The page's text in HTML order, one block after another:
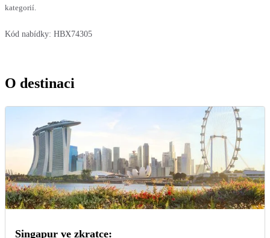
kategorií.
Kód nabídky: HBX74305
O destinaci
Singapur ve zkratce: